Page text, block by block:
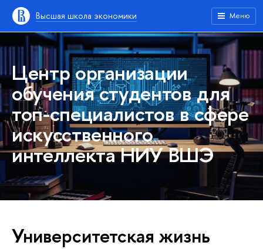
Высшая школа экономики Меню
Центр организации
обучения студентов для
топ-специалистов в сфере
искусственного
интеллекта НИУ ВШЭ
Университетская жизнь